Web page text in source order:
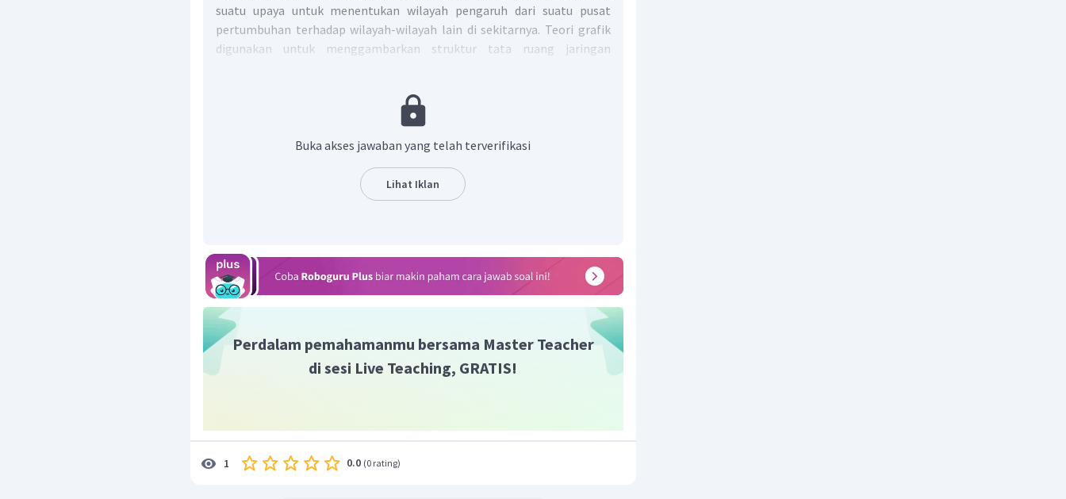
suatu upaya untuk menentukan wilayah pengaruh dari suatu pusat
pertumbuhan terhadap wilayah-wilayah lain di sekitarnya. Teori grafik
digunakan untuk menggambarkan struktur tata ruang jaringan
Nilai kelancaran interkasi (konektivitas
yang menjadi penghubung
wilayah dalam sistem
Buka akses jawaban yang telah terverifikasi
Lihat Iklan
Perdalam pemahamanmu bersama Master Teacher
di sesi Live Teaching, GRATIS!
1 0.0 (0 rating)